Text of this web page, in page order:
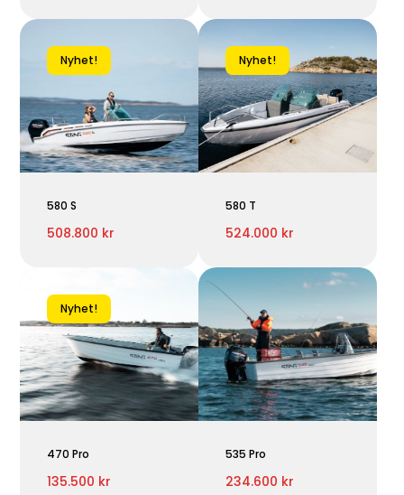
Nyhet!
580 S
508.800 kr
Nyhet!
580 T
524.000 kr
Nyhet!
470 Pro
135.500 kr
535 Pro
234.600 kr